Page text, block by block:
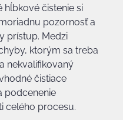
hĺbkové čistenie si
pozornosť a
prístup. Medzi
ktorým sa treba
nekvalifikovaný
čistiace
podcenenie
celého procesu.